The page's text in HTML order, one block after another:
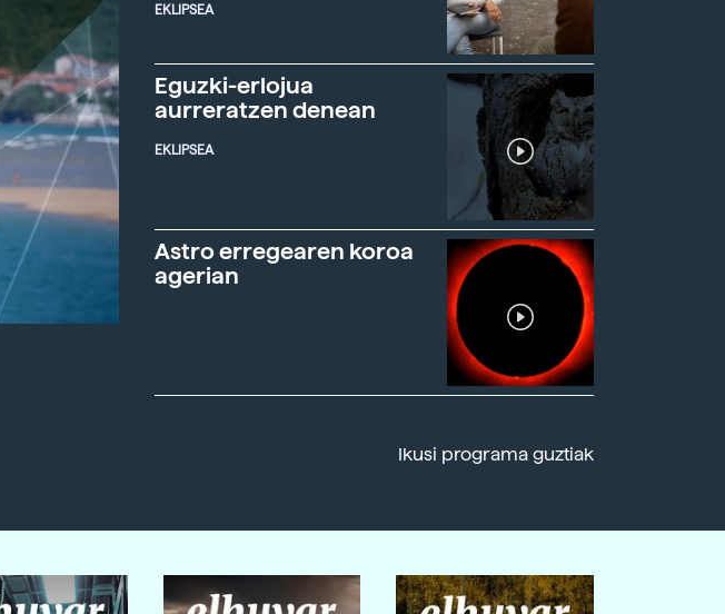
EKLIPSEA
Eguzki-erlojua
aurreratzen denean
EKLIPSEA
Astro erregearen koroa
agerian
Ikusi programa guztiak